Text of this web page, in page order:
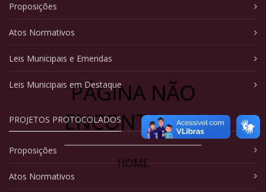
PÁGINA NÃO
ENCONTRADA
HOME
Proposições
Atos Normativos
Leis Municipais e Emendas
Leis Municipais em Destaque
PROJETOS PROTOCOLADOS
Proposições
Atos Normativos